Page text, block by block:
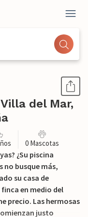
del Mar,
0 Mascotas
¿Su piscina
no busque más,
su casa de
en medio del
precio. Las hermosas
justo